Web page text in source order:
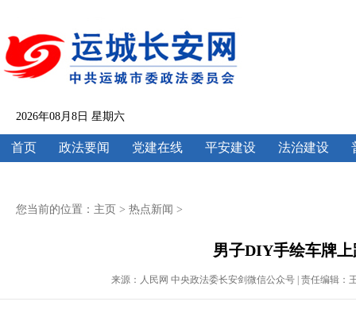
2026年08月8日 星期六
首页 政法要闻 党建在线 平安建设 法治建设
您当前的位置： 主页 > 热点新闻 >
男子DIY手绘车牌
来源：人民网 中央政法委长安剑微信公众号 | 责任编辑：